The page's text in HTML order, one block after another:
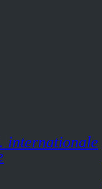
internationale